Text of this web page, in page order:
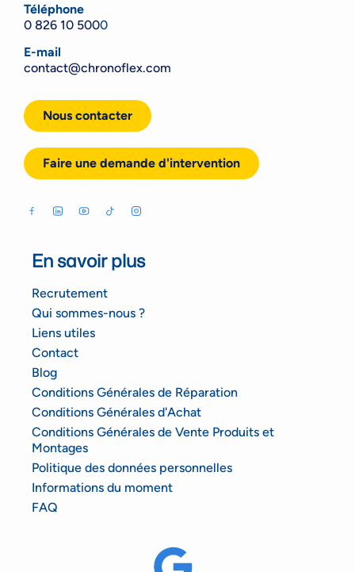
Téléphone
0 826 10 5000
E-mail
contact@chronoflex.com
Nous contacter
Faire une demande d'intervention
En savoir plus
Recrutement
Qui sommes-nous ?
Liens utiles
Contact
Blog
Conditions Générales de Réparation
Conditions Générales d'Achat
Conditions Générales de Vente Produits et
Montages
Politique des données personnelles
Informations du moment
FAQ